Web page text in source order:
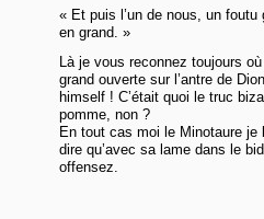
« Et puis l’un de nous, un
en grand. »
Là je vous reconnez toujours
grand ouverte sur l’antre de
himself ! C’était quoi le truc
pomme, non ?
En tout cas moi le Minotaure je
dire qu’avec sa lame dans le
offensez.